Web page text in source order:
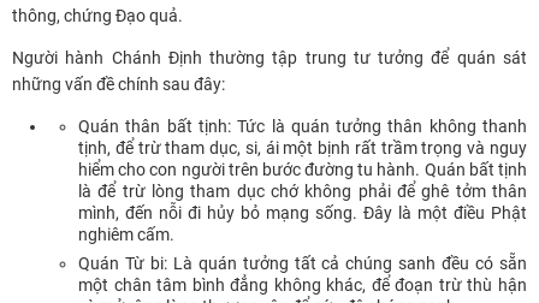
thông, chứng Đạo quả.
Người hành Chánh Định thường tập trung tư tưởng để quán sát
những vấn đề chính sau đây:
Quán thân bất tịnh: Tức là quán tưởng thân không thanh
tịnh, để trừ tham dục, si, ái một bịnh rất trầm trọng và nguy
hiểm cho con người trên bước đường tu hành. Quán bất tịnh
là để trừ lòng tham dục chớ không phải để ghê tởm thân
mình, đến nỗi đi hủy bỏ mạng sống. Đây là một điều Phật
nghiêm cấm.
Quán Từ bi: Là quán tưởng tất cả chúng sanh đều có sẵn
một chân tâm bình đẳng không khác, để đoạn trừ thù hận